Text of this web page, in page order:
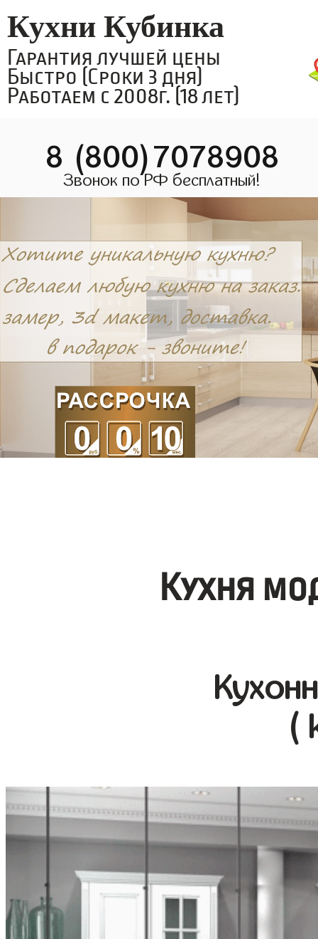
Кухни Кубинка
Гарантия лучшей цены
Быстро (Сроки 3 дня)
Работаем с 2008г. (18 лет)
8 (800)7078908
Звонок по РФ бесплатный!
Кухня
(